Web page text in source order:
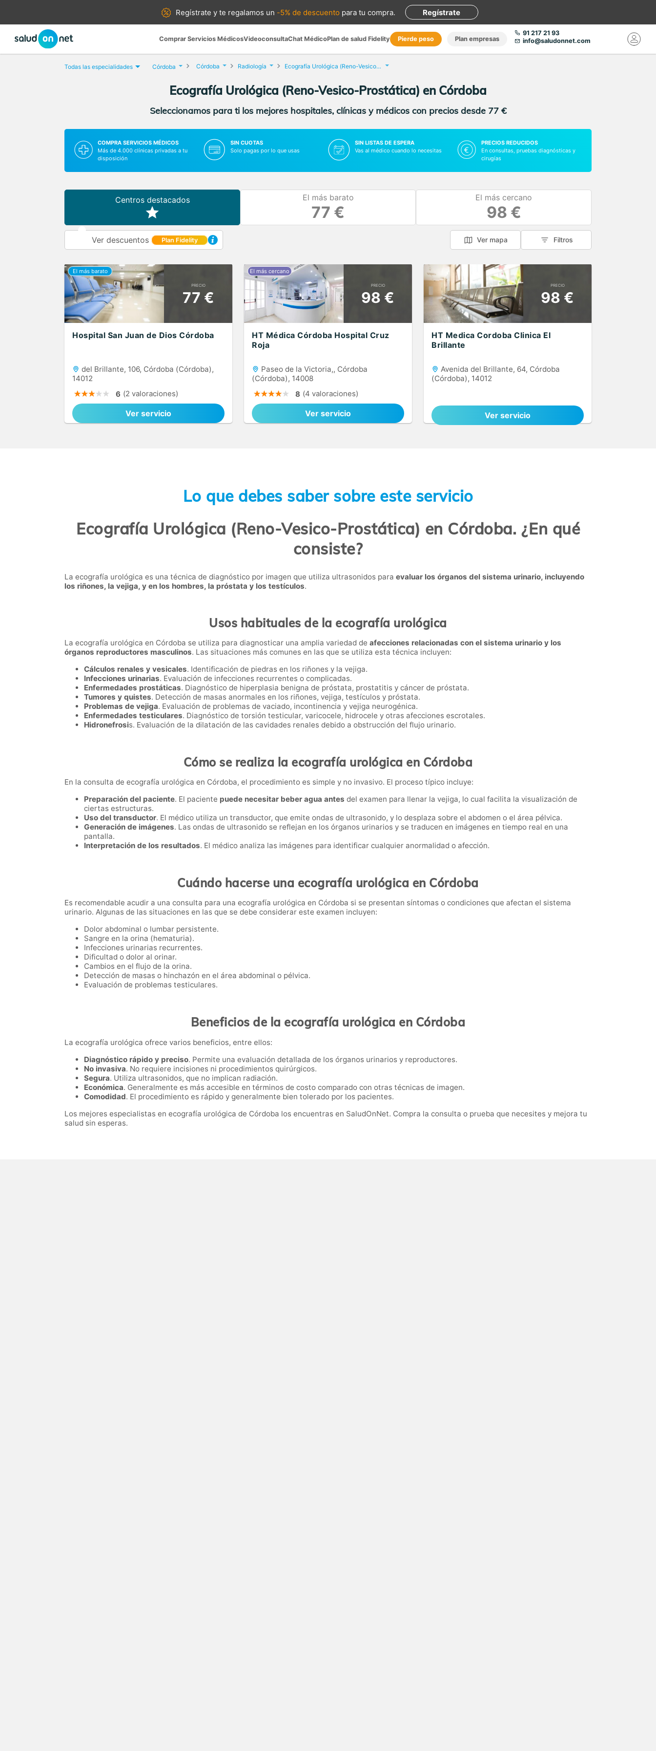
Regístrate yte regalamos un -5% de descuento para tu compra. Regístrate
Comprar Servicios MédicosVideoconsultaChat MédicoPlan de salud Fidelity Pierde peso Plan empresas
91 217 21 93
info@saludonnet.com
Todas las especialidades Córdoba Córdoba Radiología Ecografía Urológica (Reno-Vesico-Prostática)
Ecografía Urológica (Reno-Vesico-Prostática) en Córdoba
Seleccionamos para ti los mejores hospitales, clínicas y médicos con precios desde 77 €
COMPRA SERVICIOS MÉDICOS
Más de 4.000 clínicas privadas a tu
disposición
SIN CUOTAS
Solo pagas por lo que usas
SIN LISTAS DE ESPERA
Vas al médico cuando lo necesitas
PRECIOS REDUCIDOS
En consultas, pruebas diagnósticas y
cirugías
Centros destacados El más barato
77 €
El más cercano
98 €
Ver descuentos Plan Fidelity Ver mapa Filtros
PRECIO
77 €
Hospital San Juan de Dios Córdoba
del Brillante, 106, Córdoba (Córdoba),
14012
6 (2 valoraciones)
Ver servicio
PRECIO
98 €
HT Médica Córdoba Hospital Cruz
Roja
Paseo de la Victoria,, Córdoba
(Córdoba), 14008
8 (4 valoraciones)
Ver servicio
PRECIO
98 €
HT Medica Cordoba Clinica El
Brillante
Avenida del Brillante, 64, Córdoba
(Córdoba), 14012
Ver servicio
Lo que debes saber sobre este servicio
Ecografía Urológica (Reno-Vesico-Prostática) en Córdoba. ¿En qué
consiste?
La ecografía urológica es una técnica de diagnóstico por imagen que utiliza ultrasonidos para evaluar los órganos del sistema urinario, incluyendo
los riñones, la vejiga, y en los hombres, la próstata y los testículos.
Usos habituales de la ecografía urológica
La ecografía urológica en Córdoba se utiliza para diagnosticar una amplia variedad de afecciones relacionadas con el sistema urinario y los
órganos reproductores masculinos. Las situaciones más comunes en las que se utiliza esta técnica incluyen:
Cálculos renales y vesicales. Identificación de piedras en los riñones y la vejiga.
Infecciones urinarias. Evaluación de infecciones recurrentes o complicadas.
Enfermedades prostáticas. Diagnóstico de hiperplasia benigna de próstata, prostatitis y cáncer de próstata.
Tumores y quistes. Detección de masas anormales en los riñones, vejiga, testículos y próstata.
Problemas de vejiga. Evaluación de problemas de vaciado, incontinencia y vejiga neurogénica.
Enfermedades testiculares. Diagnóstico de torsión testicular, varicocele, hidrocele y otras afecciones escrotales.
Hidronefrosis. Evaluación de la dilatación de las cavidades renales debido a obstrucción del flujo urinario.
Cómo se realiza la ecografía urológica en Córdoba
En la consulta de ecografía urológica en Córdoba, el procedimiento es simple y no invasivo. El proceso típico incluye:
Preparación del paciente. El paciente puede necesitar beber agua antes del examen para llenar la vejiga, lo cual facilita la visualización de
ciertas estructuras.
Uso del transductor. El médico utiliza un transductor, que emite ondas de ultrasonido, y lo desplaza sobre el abdomen o el área pélvica.
Generación de imágenes. Las ondas de ultrasonido se reflejan en los órganos urinarios y se traducen en imágenes en tiempo real en una
pantalla.
Interpretación de los resultados. El médico analiza las imágenes para identificar cualquier anormalidad o afección.
Cuándo hacerse una ecografía urológica en Córdoba
Es recomendable acudir a una consulta para una ecografía urológica en Córdoba si se presentan síntomas o condiciones que afectan el sistema
urinario. Algunas de las situaciones en las que se debe considerar este examen incluyen:
Dolor abdominal o lumbar persistente.
Sangre en la orina (hematuria).
Infecciones urinarias recurrentes.
Dificultad o dolor al orinar.
Cambios en el flujo de la orina.
Detección de masas o hinchazón en el área abdominal o pélvica.
Evaluación de problemas testiculares.
Beneficios de la ecografía urológica en Córdoba
La ecografía urológica ofrece varios beneficios, entre ellos:
Diagnóstico rápido y preciso. Permite una evaluación detallada de los órganos urinarios y reproductores.
No invasiva. No requiere incisiones ni procedimientos quirúrgicos.
Segura. Utiliza ultrasonidos, que no implican radiación.
Económica. Generalmente es más accesible en términos de costo comparado con otras técnicas de imagen.
Comodidad. El procedimiento es rápido y generalmente bien tolerado por los pacientes.
Los mejores especialistas en ecografía urológica de Córdoba los encuentras en SaludOnNet. Compra la consulta o prueba que necesites y mejora tu
salud sin esperas.